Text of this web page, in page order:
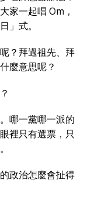
家一起唱 Om，
」式。
？拜過祖先、拜
麼意思呢？
哪一黨哪一派的
裡只有選票，只
政治怎麼會扯得